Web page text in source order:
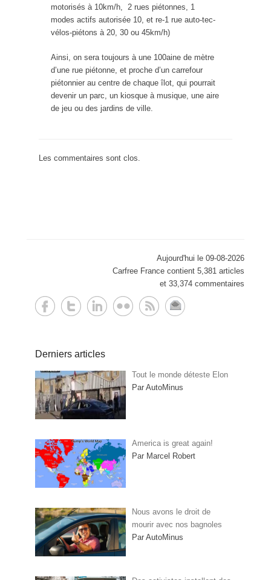
motorisés à 10km/h, 2 rues piétonnes, 1
modes actifs autorisée 10, et re-1 rue auto-tec-
vélos-piétons à 20, 30 ou 45km/h)
Ainsi, on sera toujours à une 100aine de mètre
d’une rue piétonne, et proche d’un carrefour
piétonnier au centre de chaque îlot, qui pourrait
devenir un parc, un kiosque à musique, une aire
de jeu ou des jardins de ville.
Les commentaires sont clos.
Aujourd'hui le 09-08-2026
Carfree France contient 5,381 articles
et 33,374 commentaires
Derniers articles
Tout le monde déteste Elon
Par AutoMinus
America is great again!
Par Marcel Robert
Nous avons le droit de
mourir avec nos bagnoles
Par AutoMinus